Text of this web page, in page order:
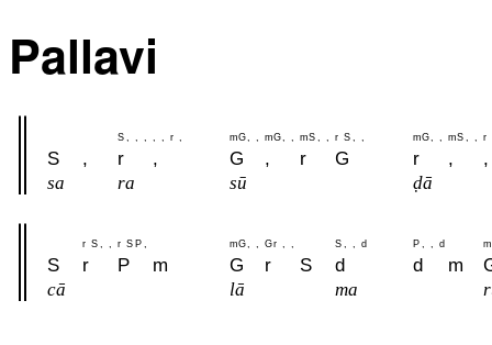
Pallavi
S r mG mG mS r S mG mS r
S , r , G , r G r , ,
sa ra sū ḍā
r S , , r S P , mG, , Gr , , S , , d P , , d m
S r P m G r S d d m
cā lā ma